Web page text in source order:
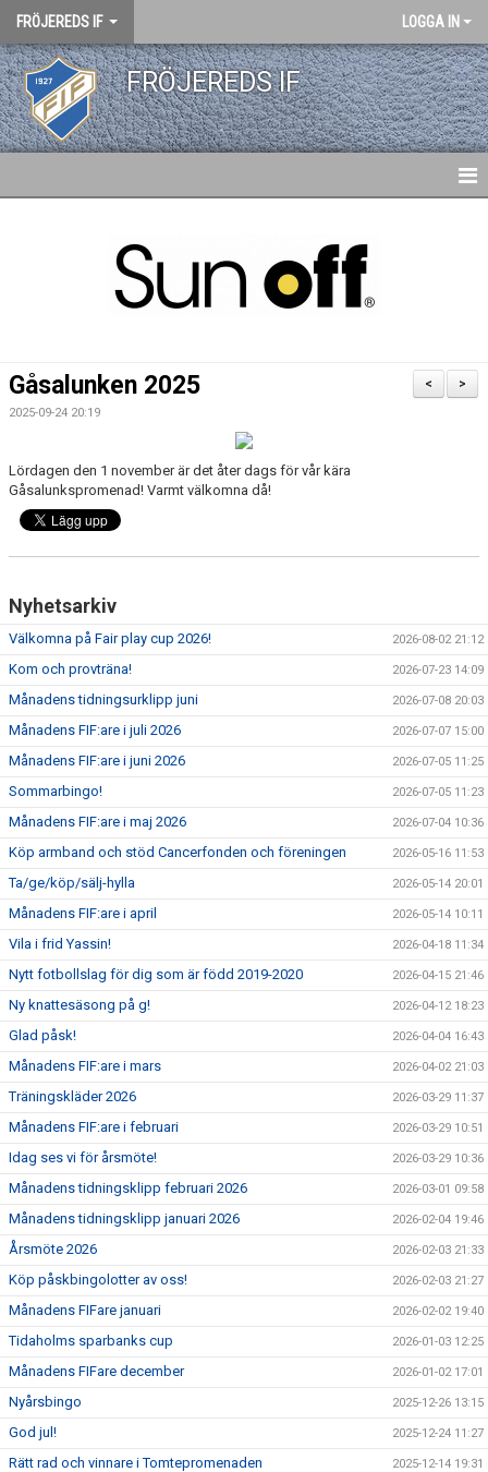
FRÖJEREDS IF LOGGA IN
FRÖJEREDS IF
DOKUMENT
BOKNINGAR FRÖJEVI
>
<
Gåsalunken 2025
2025-09-24 20:19
Lördagen den 1 november är det åter dags för vår kära
Gåsalunkspromenad! Varmt välkomna då!
Nyhetsarkiv
Välkomna på Fair play cup 2026! 2026-08-02 21:12
Kom och provträna! 2026-07-23 14:09
Månadens tidningsurklipp juni 2026-07-08 20:03
Månadens FIF:are i juli 2026 2026-07-07 15:00
Månadens FIF:are i juni 2026 2026-07-05 11:25
Sommarbingo! 2026-07-05 11:23
Månadens FIF:are i maj 2026 2026-07-04 10:36
Köp armband och stöd Cancerfonden och föreningen 2026-05-16 11:53
Ta/ge/köp/sälj-hylla 2026-05-14 20:01
Månadens FIF:are i april 2026-05-14 10:11
Vila i frid Yassin! 2026-04-18 11:34
Nytt fotbollslag för dig som är född 2019-2020 2026-04-15 21:46
Ny knattesäsong på g! 2026-04-12 18:23
Glad påsk! 2026-04-04 16:43
Månadens FIF:are i mars 2026-04-02 21:03
Träningskläder 2026 2026-03-29 11:37
Månadens FIF:are i februari 2026-03-29 10:51
Idag ses vi för årsmöte! 2026-03-29 10:36
Månadens tidningsklipp februari 2026 2026-03-01 09:58
Månadens tidningsklipp januari 2026 2026-02-04 19:46
Årsmöte 2026 2026-02-03 21:33
Köp påskbingolotter av oss! 2026-02-03 21:27
Månadens FIFare januari 2026-02-02 19:40
Tidaholms sparbanks cup 2026-01-03 12:25
Månadens FIFare december 2026-01-02 17:01
Nyårsbingo 2025-12-26 13:15
God jul! 2025-12-24 11:27
Rätt rad och vinnare i Tomtepromenaden 2025-12-14 19:31